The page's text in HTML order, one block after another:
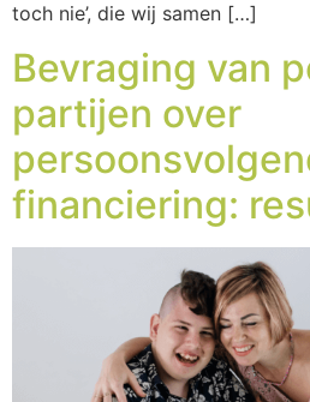
toch nie’, die wij samen […]
Bevraging van
partijen over
financiering: